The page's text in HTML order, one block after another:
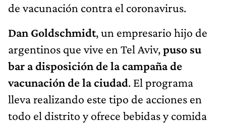
de vacunación contra el coronavirus.
Dan Goldschmidt, un empresario hijo de
argentinos que vive en Tel Aviv,puso su
bar a disposición de la campaña de
vacunación de la ciudad. El programa
lleva realizando este tipo de acciones en
todo el distrito y ofrece bebidas y comida